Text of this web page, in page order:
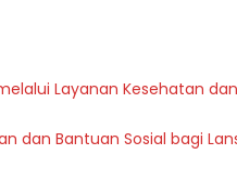
Layanan Kesehatan
dan Bantuan Sosial bagi